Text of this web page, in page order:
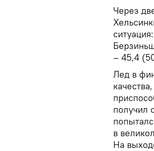
Через
– 45,4
Лед в
получил
в
На